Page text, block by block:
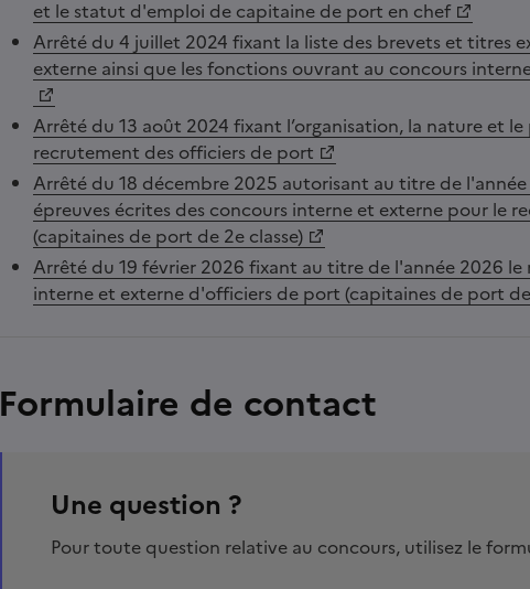
et le statut d'emploi de capitaine de port en chef
Arrêté du 4 juillet 2024 fixant la liste des brevets et titres
externe ainsi que les fonctions ouvrant au concours
Arrêté du 13 août 2024 fixant l’organisation, la nature et
recrutement des officiers de port
Arrêté du 18 décembre 2025 autorisant au titre de
épreuves écrites des concours interne et externe pour le
(capitaines de port de 2e classe)
Arrêté du 19 février 2026 fixant au titre de l'année 2026
interne et externe d'officiers de port (capitaines de port de
Formulaire de contact
Une question ?
Pour toute question relative au concours, utilisez le